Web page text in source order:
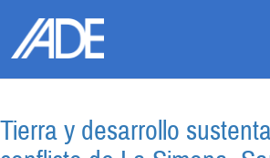
Tierra y desarrollo